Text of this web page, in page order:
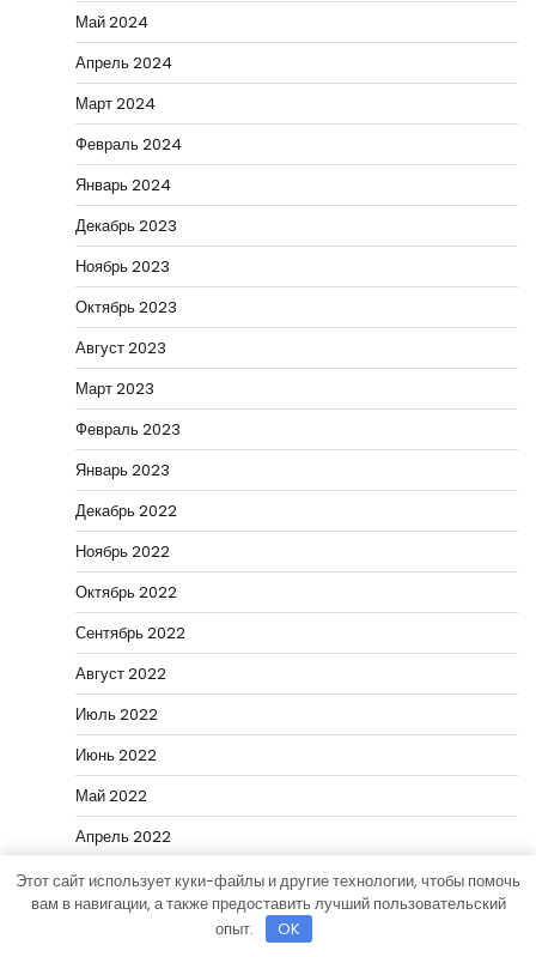
Май 2024
Апрель 2024
Март 2024
Февраль 2024
Январь 2024
Декабрь 2023
Ноябрь 2023
Октябрь 2023
Август 2023
Март 2023
Февраль 2023
Январь 2023
Декабрь 2022
Ноябрь 2022
Октябрь 2022
Сентябрь 2022
Август 2022
Июль 2022
Июнь 2022
Май 2022
Апрель 2022
Март 2022
Ноябрь 2018
Этот сайт использует куки-файлы и другие технологии, чтобы помочь
вам в навигации, а также предоставить лучший пользовательский
опыт.
OK